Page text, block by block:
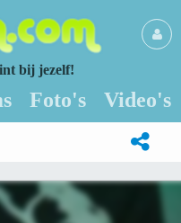
bij jezelf!
Foto's Video's